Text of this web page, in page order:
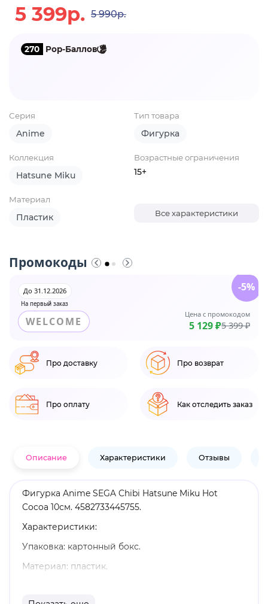
5 399р. 5 990р.
270 Pop-Баллов
Серия
Anime
Тип товара
Фигурка
Коллекция
Hatsune Miku
Возрастные ограничения
15+
Материал
Пластик Все характеристики
Промокоды
На первый заказ
До 31.12.2026
WELCOME
Цена с промокодом
5 129 ₽5 399 ₽
-5%
Про доставку Про возврат
Про оплату Как отследить заказ
Описание Характеристики Отзывы
Фигурка Anime SEGA Chibi Hatsune Miku Hot
Cocoa 10см. 4582733445755.
Характеристики:
Упаковка: картонный бокс.
Материал: пластик.